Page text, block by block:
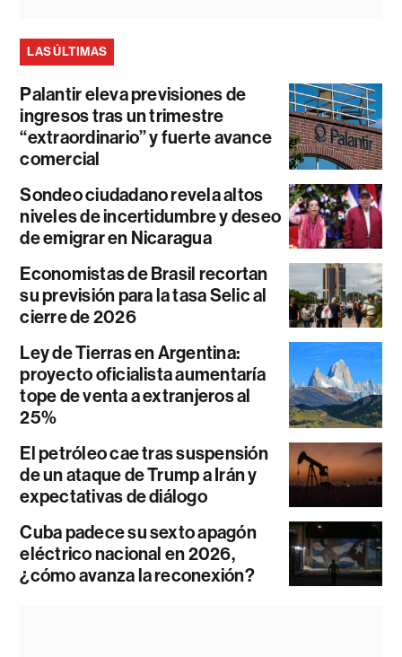
LAS ÚLTIMAS
Palantir eleva previsiones de
ingresos tras un trimestre
“extraordinario” y fuerte avance
comercial
Sondeo ciudadano revela altos
niveles de incertidumbre y deseo
de emigrar en Nicaragua
Economistas de Brasil recortan
su previsión para la tasa Selic al
cierre de 2026
Ley de Tierras en Argentina:
proyecto oficialista aumentaría
tope de venta a extranjeros al
25%
El petróleo cae tras suspensión
de un ataque de Trump a Irán y
expectativas de diálogo
Cuba padece su sexto apagón
eléctrico nacional en 2026,
¿cómo avanza la reconexión?